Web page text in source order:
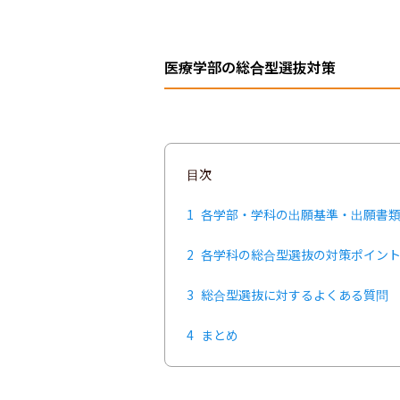
医療学部の総合型選抜対策
目次
1 各学部・学科の出願基準・出願書
2 各学科の総合型選抜の対策ポイント
3 総合型選抜に対するよくある質問
4 まとめ